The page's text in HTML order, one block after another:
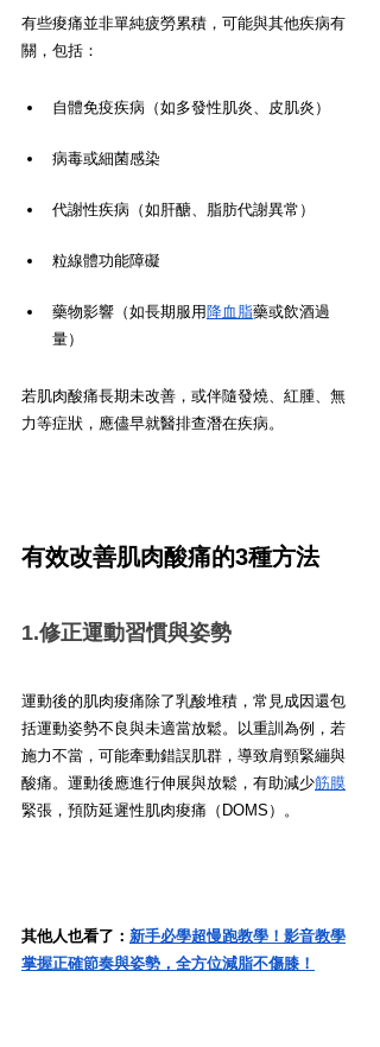
有些痠痛並非單純疲勞累積，可能與其他疾病有
關，包括：
自體免疫疾病（如多發性肌炎、皮肌炎）
病毒或細菌感染
代謝性疾病（如肝醣、脂肪代謝異常）
粒線體功能障礙
藥物影響（如長期服用降血脂藥或飲酒過
量）
若肌肉酸痛長期未改善，或伴隨發燒、紅腫、無
力等症狀，應儘早就醫排查潛在疾病。
有效改善肌肉酸痛的3種方法
1.修正運動習慣與姿勢
運動後的肌肉痠痛除了乳酸堆積，常見成因還包
括運動姿勢不良與未適當放鬆。以重訓為例，若
施力不當，可能牽動錯誤肌群，導致肩頸緊繃與
酸痛。運動後應進行伸展與放鬆，有助減少筋膜
緊張，預防延遲性肌肉痠痛（DOMS）。
其他人也看了： 新手必學超慢跑教學！影音教學
掌握正確節奏與姿勢，全方位減脂不傷膝！